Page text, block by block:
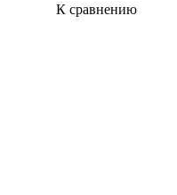
К сравнению